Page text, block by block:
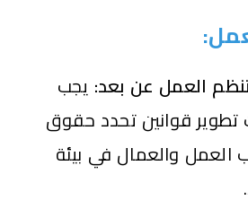
العمل عن بعد: يجب
قوانين تحدد حقوق
العمل والعمال في بيئة